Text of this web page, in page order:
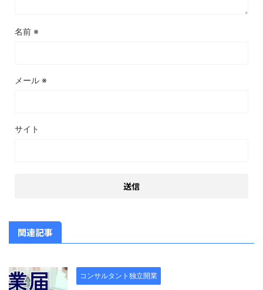
名前 ※
メール ※
サイト
関連記事
コンサルタント独立開業